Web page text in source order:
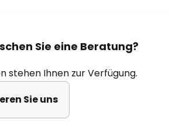
Sie eine Beratung?
stehen Ihnen zur Verfügung.
Sie uns